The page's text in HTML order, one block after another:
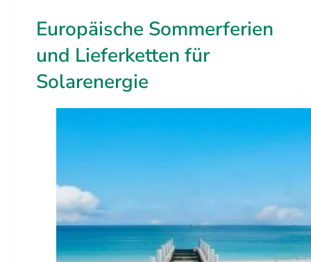
Europäische Sommerferien
und Lieferketten für
Solarenergie